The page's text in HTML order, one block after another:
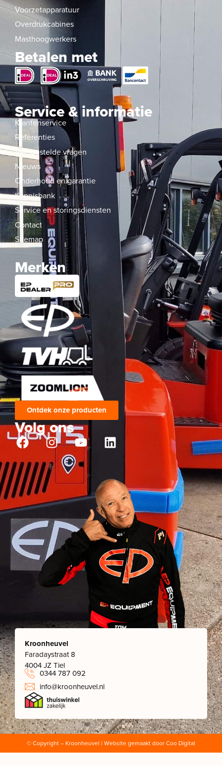
Voorzetapparatuur
Overdrukcabines
Masthoogwerkers
Betalen met
Service & informatie
Klantenservice
Referenties
Veelgestelde vragen
Nieuws
Onderhoud en garantie
Kennisbank
Service en storingsdiensten
Contact
Sitemap
Merken
Ontdek onze producten
Volg ons
Kroonheuvel
Faradaystraat 8
4004 JZ Tiel
0344 787 092
info@kroonheuvel.nl
© Copyright– Kroonheuvel | Website gemaakt doorCoo Digital